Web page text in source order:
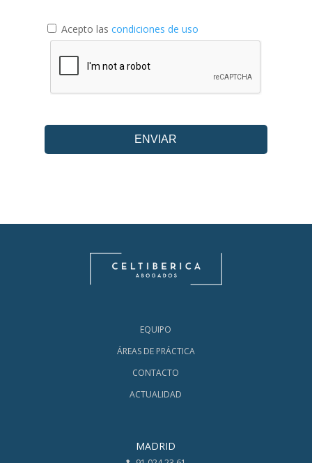
Acepto las condiciones de uso
EQUIPO
ÁREAS DE PRÁCTICA
CONTACTO
ACTUALIDAD
MADRID